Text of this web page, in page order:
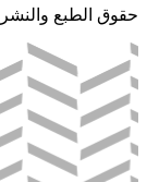
حقوق الطبع